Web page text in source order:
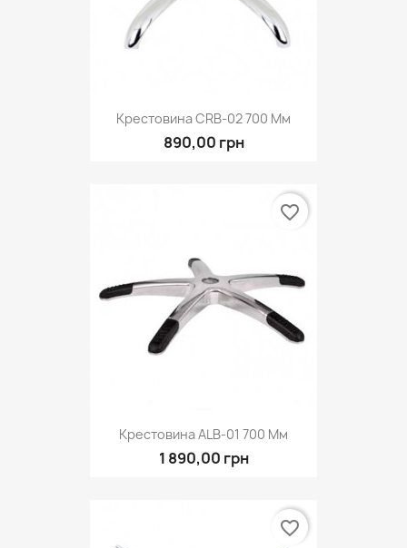
Крестовина CRB-02 700 Мм
890,00 грн
Крестовина ALB-01 700 Мм
1 890,00 грн
favorite_border
favorite_border